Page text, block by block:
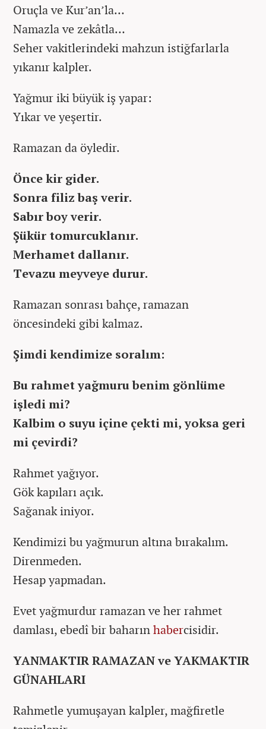
Oruçla ve Kur’an’la…
Namazla ve zekâtla…
Seher vakitlerindeki mahzun istiğfarlarla
yıkanır kalpler.
Yağmur iki büyük iş yapar:
Yıkar ve yeşertir.
Ramazan da öyledir.
Önce kir gider.
Sonra filiz baş verir.
Sabır boy verir.
Şükür tomurcuklanır.
Merhamet dallanır.
Tevazu meyveye durur.
Ramazan sonrası bahçe, ramazan
öncesindeki gibi kalmaz.
Şimdi kendimize soralım:
Bu rahmet yağmuru benim gönlüme
işledi mi?
Kalbim o suyu içine çekti mi, yoksa geri
mi çevirdi?
Rahmet yağıyor.
Gök kapıları açık.
Sağanak iniyor.
Kendimizi bu yağmurun altına bırakalım.
Direnmeden.
Hesap yapmadan.
Evet yağmurdur ramazan ve her rahmet
damlası, ebedî bir baharınhabercisidir.
YANMAKTIR RAMAZAN ve YAKMAKTIR
GÜNAHLARI
Rahmetle yumuşayan kalpler, mağfiretle